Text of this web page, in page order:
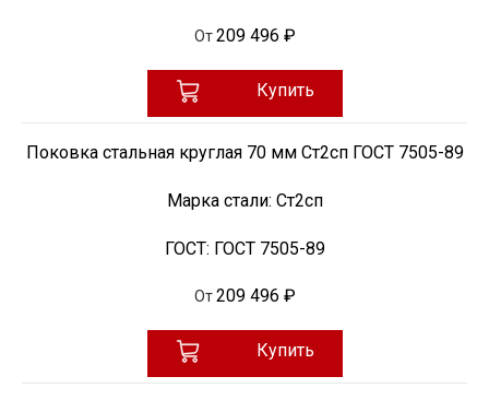
От 209 496 ₽
Купить
Поковка стальная круглая 70 мм Ст2сп ГОСТ 7505-89
Марка стали: Ст2сп
ГОСТ: ГОСТ 7505-89
От 209 496 ₽
Купить